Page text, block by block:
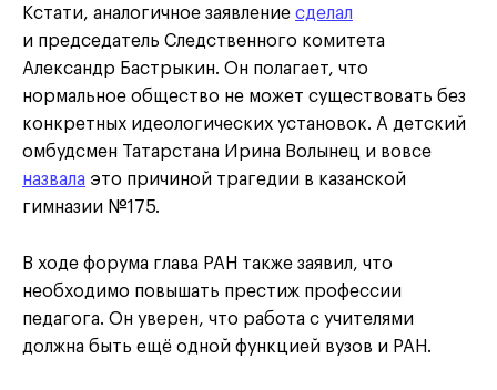
Кстати, аналогичное заявление сделал
и председатель Следственного комитета
Александр Бастрыкин. Он полагает, что
нормальное общество не может существовать без
конкретных идеологических установок. А детский
омбудсмен Татарстана Ирина Волынец и вовсе
назвала это причиной трагедии в казанской
гимназии №175.
В ходе форума глава РАН также заявил, что
необходимо повышать престиж профессии
педагога. Он уверен, что работа с учителями
должна быть ещё одной функцией вузов и РАН.